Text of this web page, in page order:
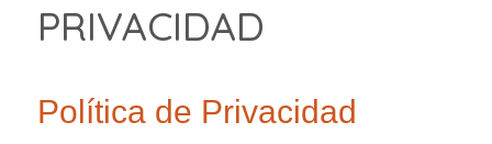
PRIVACIDAD
Política de Privacidad